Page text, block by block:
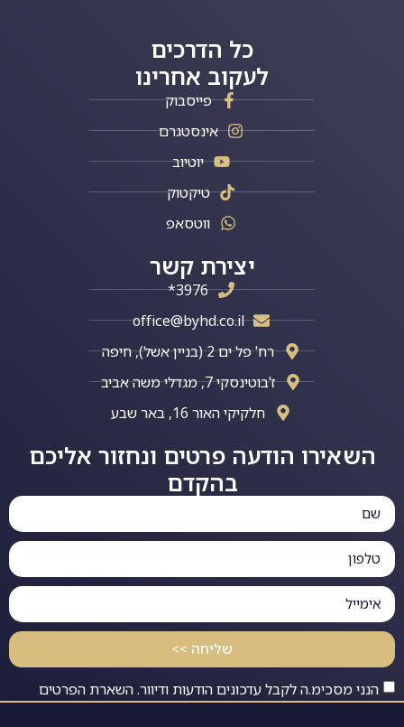
כל הדרכים
לעקוב אחרינו
פייסבוק
אינסטגרם
יוטיוב
טיקטוק
ווטסאפ
השאירו הודעה פרטים ונחזור אליכם
בהקדם
הנני מסכימ.ה לקבל עדכונים הודעות ודיוור. השארת הפרטים
שליחה >>
יצירת קשר
3976*
office@byhd.co.il
רח' פל ים 2 (בניין אשל), חיפה
ז'בוטינסקי 7, מגדלי משה אביב
חלקיקי האור 16, באר שבע